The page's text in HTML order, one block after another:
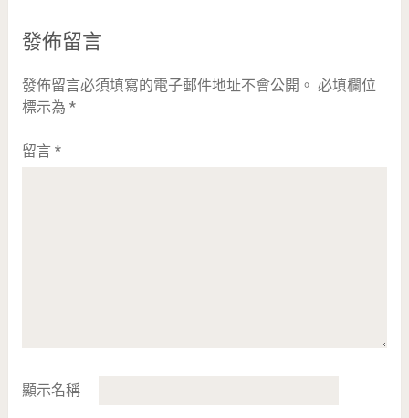
發佈留言
發佈留言必須填寫的電子郵件地址不會公開。 必填欄位
標示為 *
留言 *
顯示名稱